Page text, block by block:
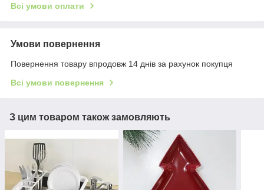
Всі умови оплати
Умови повернення
Повернення товару впродовж 14 днів за рахунок покупця
Всі умови повернення
З цим товаром також замовляють